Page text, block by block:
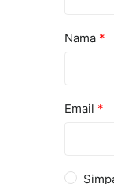
Nama *
Email *